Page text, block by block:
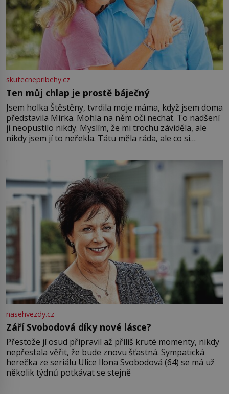
skutecnepribehy.cz
Ten můj chlap je prostě báječný
Jsem holka Štěstěny, tvrdila moje máma, když jsem doma
představila Mirka. Mohla na něm oči nechat. To nadšení
ji neopustilo nikdy. Myslím, že mi trochu záviděla, ale
nikdy jsem jí to neřekla. Tátu měla ráda, ale co si
Jsme spolu moc rádi Tehdy byla jiná doba, když
nasehvezdy.cz
Září Svobodová díky nové lásce?
Přestože jí osud připravil až příliš kruté momenty, nikdy
nepřestala věřit, že bude znovu šťastná. Sympatická
herečka ze seriálu Ulice Ilona Svobodová (64) se má už
několik týdnů potkávat se stejně